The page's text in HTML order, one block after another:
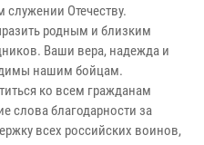
Отечеству.
родным и близким
Ваши вера, надежда и
нашим бойцам.
ко всем гражданам
слова благодарности за
всех российских воинов,